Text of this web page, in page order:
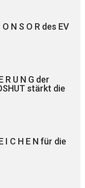
N S O R des EV
R U N G der
stärkt die
I C H E N für die